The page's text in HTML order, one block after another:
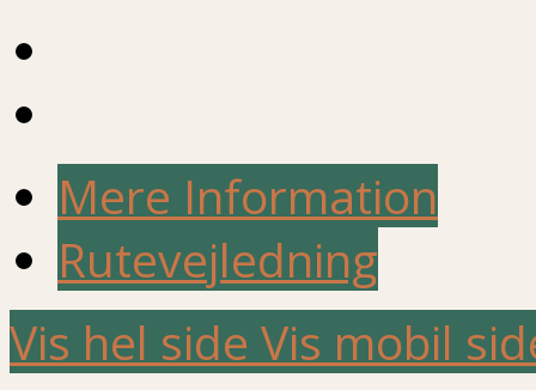
Mere Information
Rutevejledning
Vis hel side Vis mobil